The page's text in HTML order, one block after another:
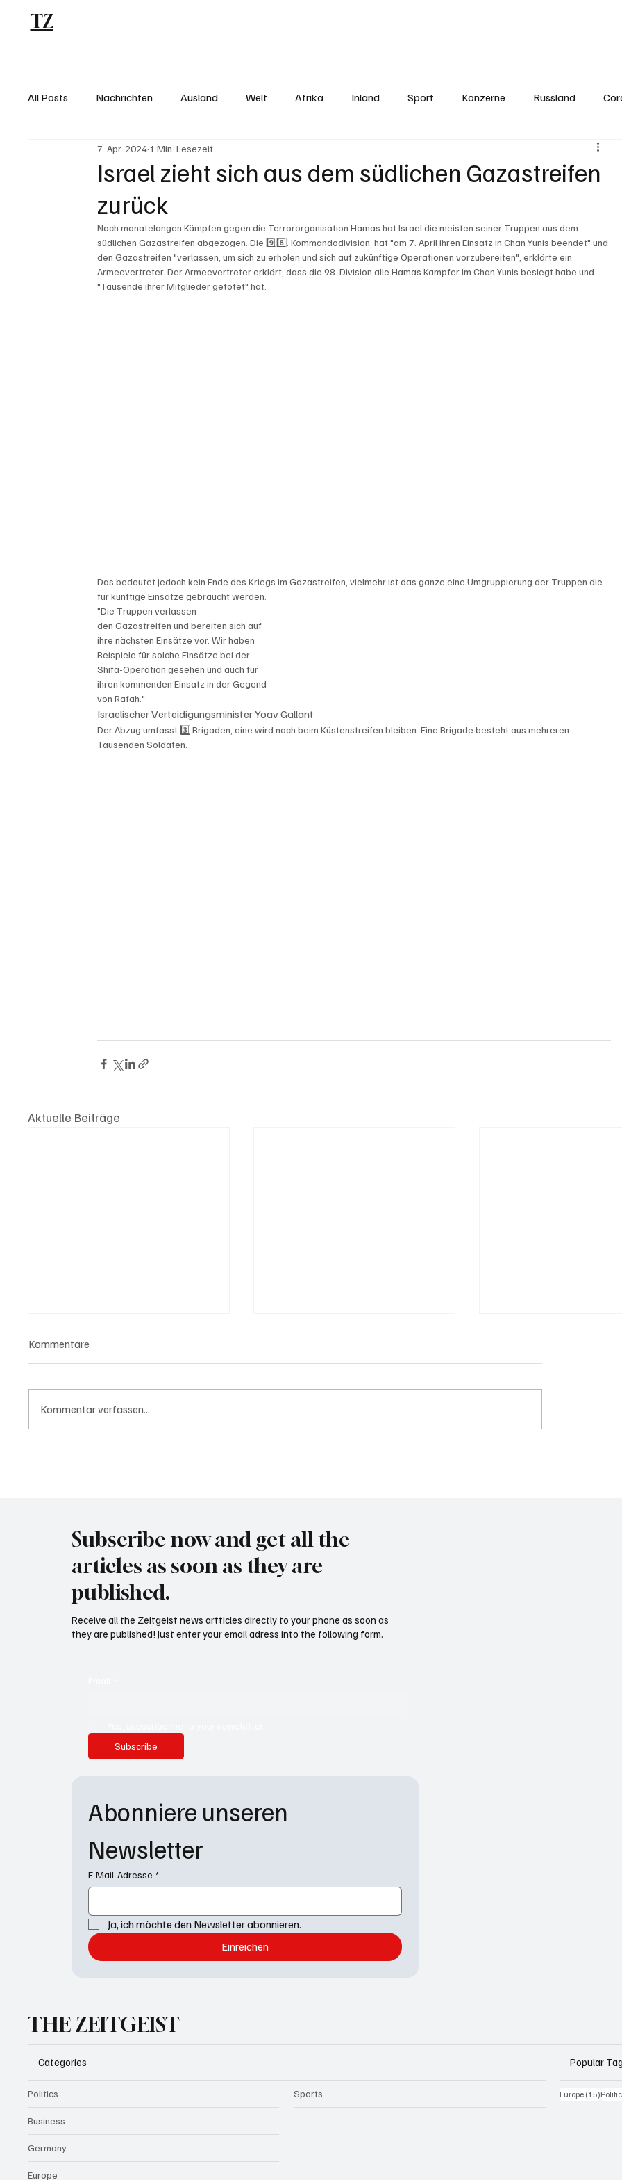
TZ
All Posts Nachrichten Ausland Welt Afrika Inland Sport Konzerne Russland
Israel zieht sich aus dem südlichen Gazastreifen
zurück
7. Apr. 2024 1 Min. Lesezeit
Nach monatelangen Kämpfen gegen die Terrororganisation Hamas hat Israel die meisten seiner Truppen aus dem
südlichen Gazastreifen abgezogen. Die 9️⃣8️⃣. Kommandodivision  hat "am 7. April ihren Einsatz in Chan Yunis beendet" und
den Gazastreifen "verlassen, um sich zu erholen und sich auf zukünftige Operationen vorzubereiten", erklärte ein
Armeevertreter. Der Armeevertreter erklärt, dass die 98. Division alle Hamas Kämpfer im Chan Yunis besiegt habe und
"Tausende ihrer Mitglieder getötet" hat.
Das bedeutet jedoch kein Ende des Kriegs im Gazastreifen, vielmehr ist das ganze eine Umgruppierung der Truppen die
für künftige Einsätze gebraucht werden.
"Die Truppen verlassen
den Gazastreifen und bereiten sich auf
ihre nächsten Einsätze vor. Wir haben
Beispiele für solche Einsätze bei der
Shifa-Operation gesehen und auch für
ihren kommenden Einsatz in der Gegend
von Rafah."
Israelischer Verteidigungsminister Yoav Gallant
Der Abzug umfasst 3️⃣ Brigaden, eine wird noch beim Küstenstreifen bleiben. Eine Brigade besteht aus mehreren
Tausenden Soldaten.
Aktuelle Beiträge
Tschernobyl: 40 Jahre
Kommentare
Kommentar verfassen...
Subscribe now and get all the
articles as soon as they are
published.
Subscribe
Receive all the Zeitgeist news artticles directly to your phone as soon as
they are published! Just enter your email adress into the following form.
Abonniere unseren
Newsletter
E-Mail-Adresse *
Ja, ich möchte den Newsletter abonnieren.
Einreichen
THE ZEITGEIST
Categories
Politics
Business
Germany
Europe
Sports
Popular
Europe (15)15